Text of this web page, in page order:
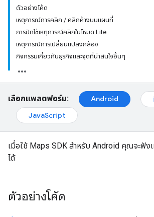
ตัวอย่างโค้ด
เหตุการณ์การคลิก / คลิกค้างบนแผนที่
การปิดใช้เหตุการณ์คลิกในโหมด Lite
เหตุการณ์การเปลี่ยนแปลงกล้อง
กิจกรรมเกี่ยวกับธุรกิจและจุดที่น่าสนใจอื่นๆ
เลือกแพลตฟอร์ม: Android
JavaScript
เมื่อใช้ Maps SDK สำหรับ Android คุณจะฟั
ได้
ตัวอย่างโค้ด